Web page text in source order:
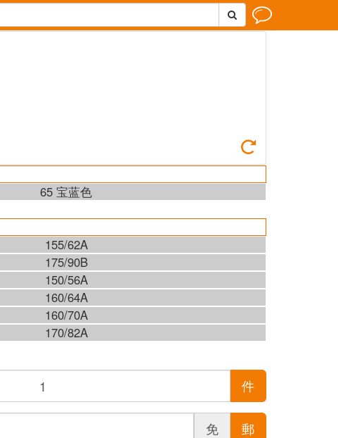
 

65 宝蓝色
155/62A
175/90B
150/56A
160/64A
160/70A
170/82A
件
免 郵